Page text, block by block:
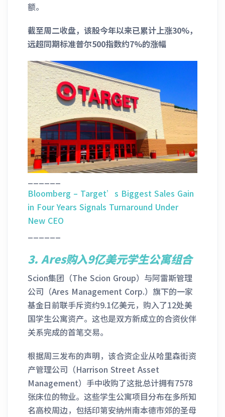
额。
截至周二收盘，该股今年以来已累计上涨30%，
远超同期标准普尔500指数约7%的涨幅
Bloomberg – Target’s Biggest Sales Gain
in Four Years Signals Turnaround Under
New CEO
3. Ares购入9亿美元学生公寓组合
Scion集团（The Scion Group）与阿雷斯管理
公司（Ares Management Corp.）旗下的一家
基金日前联手斥资约9.1亿美元，购入了12处美
国学生公寓资产。这也是双方新成立的合资伙伴
关系完成的首笔交易。
根据周三发布的声明，该合资企业从哈里森街资
产管理公司（Harrison Street Asset
Management）手中收购了这批总计拥有7578
张床位的物业。这些学生公寓项目分布在多所知
名高校周边，包括印第安纳州南本德市郊的圣母